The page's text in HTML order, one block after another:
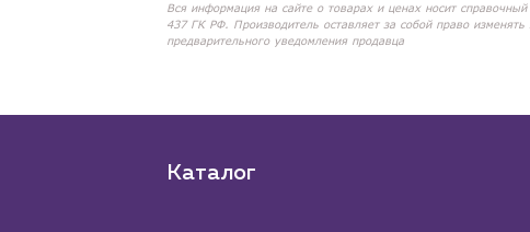
Вся информация на сайте о товарах и ценах носит
437 ГК РФ. Производитель оставляет за собой право
предварительного уведомления продавца
Каталог